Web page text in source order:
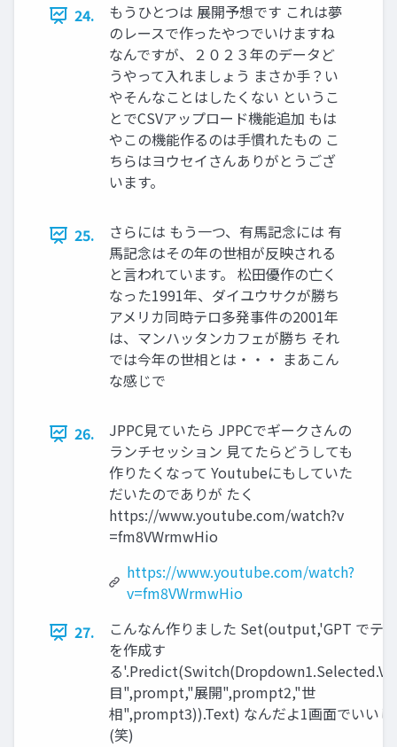
24.
もうひとつは 展開予想です これは夢
のレースで作ったやつでいけますね
なんですが、２０２３年のデータど
うやって入れましょう まさか手？い
やそんなことはしたくない というこ
とでCSVアップロード機能追加 もは
やこの機能作るのは手慣れたもの こ
ちらはヨウセイさんありがとうござ
います。
25.
さらには もう一つ、有馬記念には 有
馬記念はその年の世相が反映される
と言われています。 松田優作の亡く
なった1991年、ダイユウサクが勝ち
アメリカ同時テロ多発事件の2001年
は、マンハッタンカフェが勝ち それ
では今年の世相とは・・・ まあこん
な感じで
26.
JPPC見ていたら JPPCでギークさんの
ランチセッション 見てたらどうしても
作りたくなって Youtubeにもしていた
だいたのでありが たく
https://www.youtube.com/watch?v
=fm8VWrmwHio
https://www.youtube.com/watch?
v=fm8VWrmwHio
27.
こんなん作りました Set(output,'GPT でテ
を作成す
る
目",prompt,"展開",prompt2,"世
相",prompt3)).Text) なんだよ1画面でいいじ
(笑)